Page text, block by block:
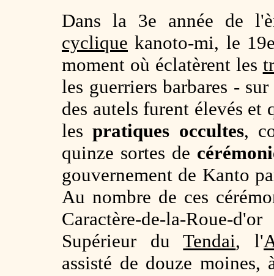
Dans la 3e année de
cyclique kanoto-mi, le
moment où éclatèrent les
les guerriers barbares -
des autels furent élevés et
lespratiques occultes,
quinze sortes de
gouvernement de Kanto
Au nombre de ces
Caractère-de-la-Roue-
Supérieur duTendai, l'
assisté de douze